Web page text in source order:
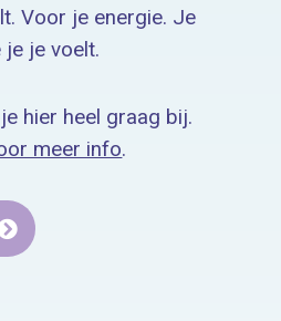
Voor je energie. Je
je je voelt.
hier heel graag bij.
meer info.